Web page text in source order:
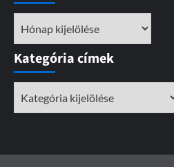
Kategória címek